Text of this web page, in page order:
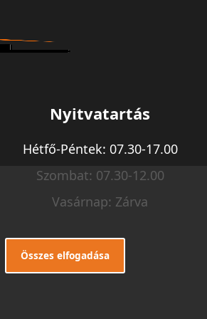
Nyitvatartás
Hétfő-Péntek: 07.30-17.00
Szombat: 07.30-12.00
Vasárnap: Zárva
Összes elfogadása